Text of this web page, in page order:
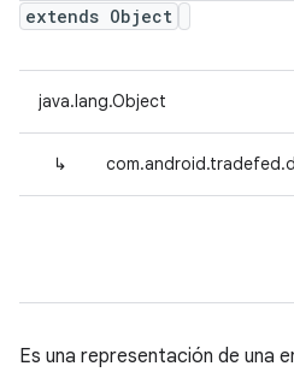
extends Object
java.lang.Object
↳
Es una representación de una